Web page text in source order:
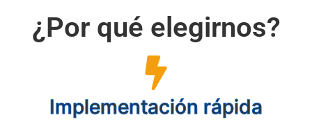
¿Por qué elegirnos?
Implementación rápida